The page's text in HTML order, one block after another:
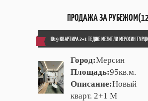
ПРОДАЖА ЗА
ID19 КВАРТИРА 2+1 ТЕДЖЕ МЕЗИТЛИ МЕРОСИН
Город:Мерсин
Площадь:95кв.м.
Описание:Новый
кварт. 2+1 М